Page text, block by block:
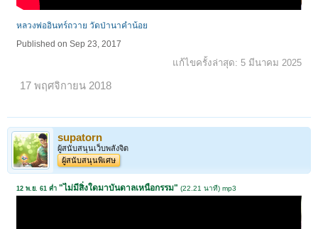
หลวงพ่ออินทร์ถวาย วัดป่านาคําน้อย
Published on Sep 23, 2017
แก้ไขครั้งล่าสุด: 5 มีนาคม 2025
17 พฤศจิกายน 2018
supatorn
ผู้สนับสนุนเว็บพลังจิต
ผู้สนับสนุนพิเศษ
12 พ.ย. 61 ค่ำ "ไม่มีสิ่งใดมาบันดาลเหนือกรรม" (22.21 นาที) mp3